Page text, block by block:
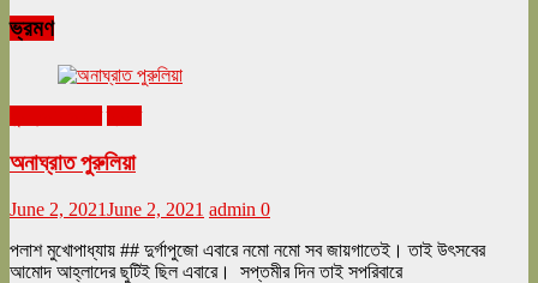
ভ্রমণ
অনাঘ্রাত পুরুলিয়া
June 2, 2021June 2, 2021 admin 0
পলাশ মুখোপাধ্যায় ## দুর্গাপুজো এবারে নমো নমো সব জায়গাতেই। তাই উৎসবের
আমোদ আহ্লাদের ছুটিই ছিল এবারে। সপ্তমীর দিন তাই সপরিবারে